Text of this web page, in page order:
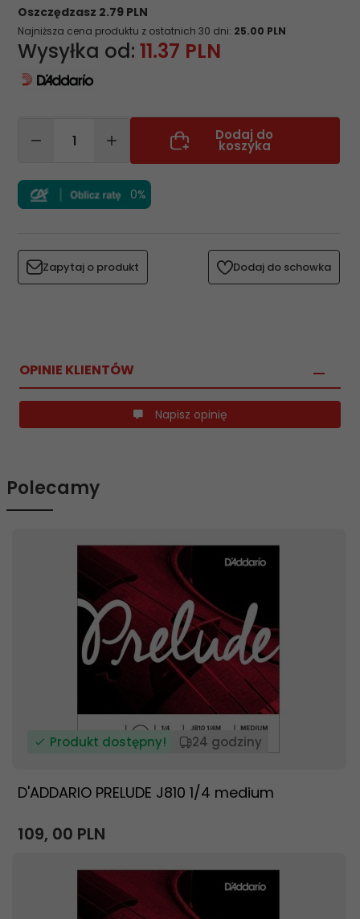
Oszczędzasz 2.79 PLN
Najniższa cena produktu z ostatnich 30 dni: 25.00 PLN
Wysyłka od: 11.37 PLN
Dodaj do
koszyka
0%
Zapytaj o produkt Dodaj do schowka
OPINIE KLIENTÓW
Napisz opinię
Polecamy
Produkt dostępny! 24 godziny
D'ADDARIO PRELUDE J810 1/4 medium
109, 00 PLN